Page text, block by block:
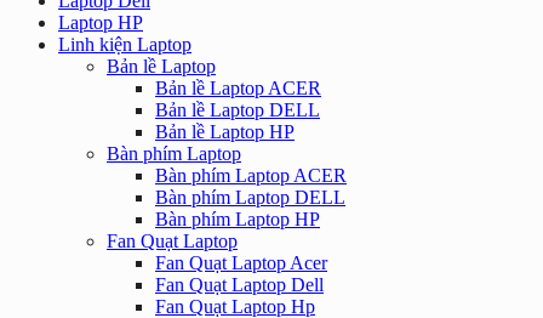
Laptop HP
Linh kiện Laptop
Bản lề Laptop
Bản lề Laptop ACER
Bản lề Laptop DELL
Bản lề Laptop HP
Bàn phím Laptop
Bàn phím Laptop ACER
Bàn phím Laptop DELL
Bàn phím Laptop HP
Fan Quạt Laptop
Fan Quạt Laptop Acer
Fan Quạt Laptop Dell
Fan Quạt Laptop Hp